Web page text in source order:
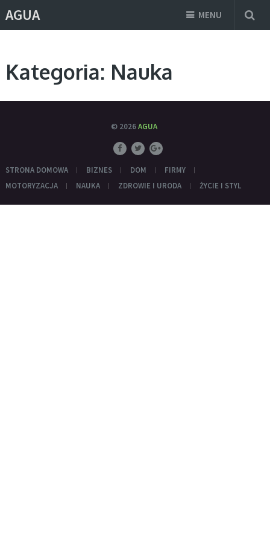
AGUA MENU
Kategoria: Nauka
© 2026AGUA
STRONA DOMOWA BIZNES DOM
FIRMY
MOTORYZACJA
NAUKA ZDROWIE I URODA ŻYCIE I STYL